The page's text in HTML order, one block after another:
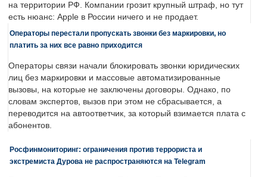
на территории РФ. Компании грозит крупный штраф, но тут
есть нюанс: Apple в России ничего и не продает.
Операторы перестали пропускать звонки без маркировки, но
платить за них все равно приходится
Операторы связи начали блокировать звонки юридических
лиц без маркировки и массовые автоматизированные
вызовы, на которые не заключены договоры. Однако, по
словам экспертов, вызов при этом не сбрасывается, а
переводится на автоответчик, за который взимается плата с
абонентов.
Росфинмониторинг: ограничения против террориста и
экстремиста Дурова не распространяются на Telegram